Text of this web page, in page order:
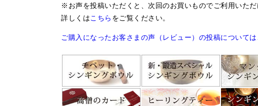
※お声を投稿いただくと、次回のお買いものでご利用いただ
詳しくはこちら をご覧ください。
ご購入になったお客さまの声（レビュー）の投稿については